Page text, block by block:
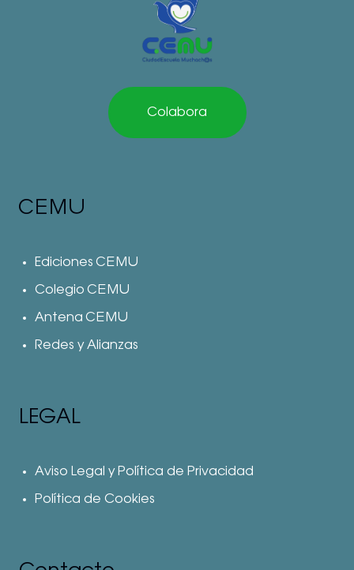
Colabora
CEMU
Ediciones CEMU
Colegio CEMU
Antena CEMU
Redes y Alianzas
LEGAL
Aviso Legal y Política de Privacidad
Política de Cookies